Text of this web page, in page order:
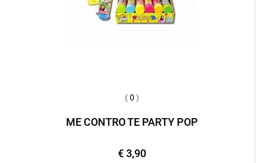
(0 )
ME CONTRO TE PARTY POP
€ 3,90